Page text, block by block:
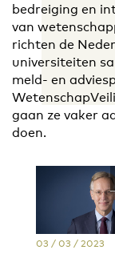
bedreiging en
van
richten de
universiteiten
meld- en
gaan ze vaker
doen.
03 / 03 / 2023